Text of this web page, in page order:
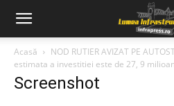
Acasă
NOD RUTIER AVIZAT PE
estimata a investitiei este de 27, 9
Screenshot